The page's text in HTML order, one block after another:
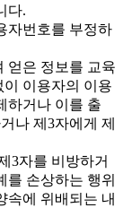
다.
자번호를 부정하
얻은 정보를 교육
이용자의 이용
하거나 이를 출
나 제3자에게 제
3자를 비방하거
를 손상하는 행위
속에 위배되는 내